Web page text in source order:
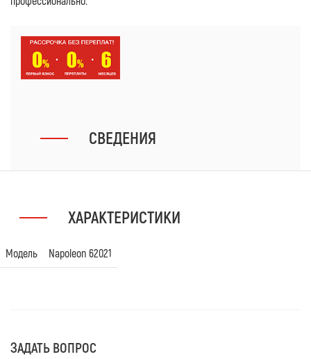
СВЕДЕНИЯ
ХАРАКТЕРИСТИКИ
Модель Napoleon 62021
ЗАДАТЬ ВОПРОС